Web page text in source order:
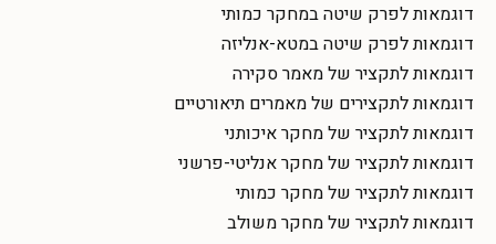
דוגמאות לפרק שיטה במחקר כמותי
דוגמאות לפרק שיטה במטא-אנליזה
דוגמאות לתקציר של מאמר סקירה
דוגמאות לתקצירים של מאמרים תיאורטיים
דוגמאות לתקציר של מחקר איכותני
דוגמאות לתקציר של מחקר אנליטי-פרשני
דוגמאות לתקציר של מחקר כמותי
דוגמאות לתקציר של מחקר משולב